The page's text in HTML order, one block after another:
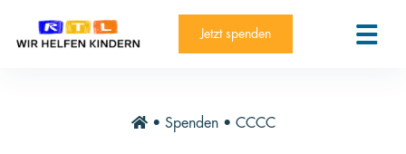
RTL-Spendenmarathon 2025
News
Kontakt
Jetzt spenden
• Spenden• CCCC